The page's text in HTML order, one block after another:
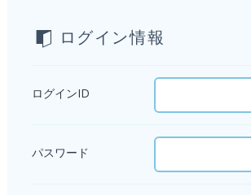
ログイン情報
ログインID
パスワード